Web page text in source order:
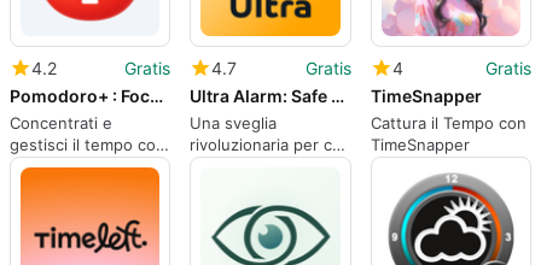
4.2
Gratis
Pomodoro+ : Focus Timer
Concentrati e
gestisci il tempo con
produttività
strutturata
4.7
Gratis
Ultra Alarm: Safe Alarm Clock
Una sveglia
rivoluzionaria per chi
dorme
4
Gratis
TimeSnapper
Cattura il Tempo con
TimeSnapper